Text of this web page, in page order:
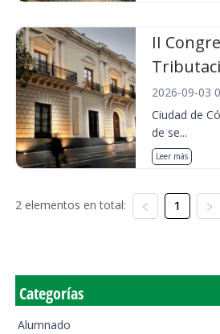
II
2026-09-03
Ciudad de
de se...
Leer más
2 elementos en total: 1
Categorías
Alumnado